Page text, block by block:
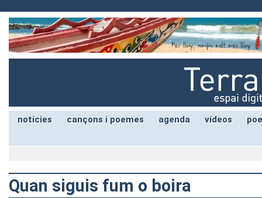
notícies cançons i poemes agenda vídeos
Quan siguis fum o boira